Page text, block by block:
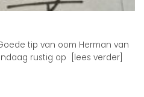
tip van oom Herman van
rustig op [lees verder]